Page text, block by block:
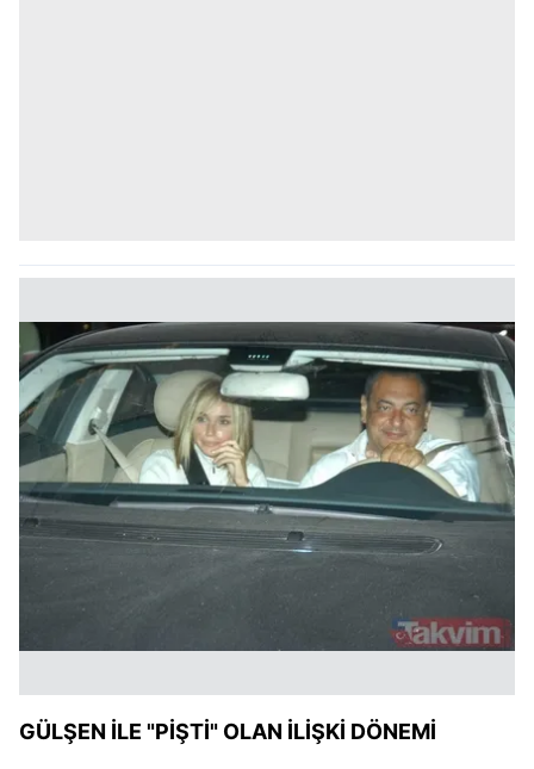
GÜLŞEN İLE "PİŞTİ" OLAN İLİŞKİ DÖNEMİ